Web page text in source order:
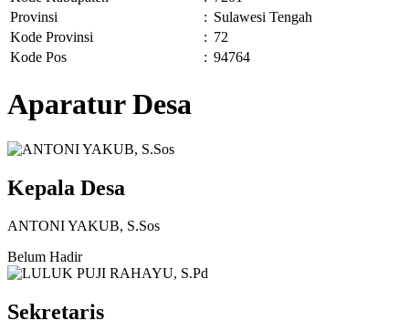
Provinsi
: Sulawesi Tengah
Kode Provinsi
: 72
Kode Pos
: 94764
Aparatur Desa
Kepala Desa
ANTONI YAKUB, S.Sos
Belum Hadir
Sekretaris